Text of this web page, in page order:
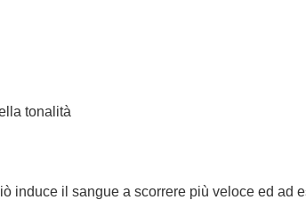
tonalità
induce il sangue a scorrere più veloce ed